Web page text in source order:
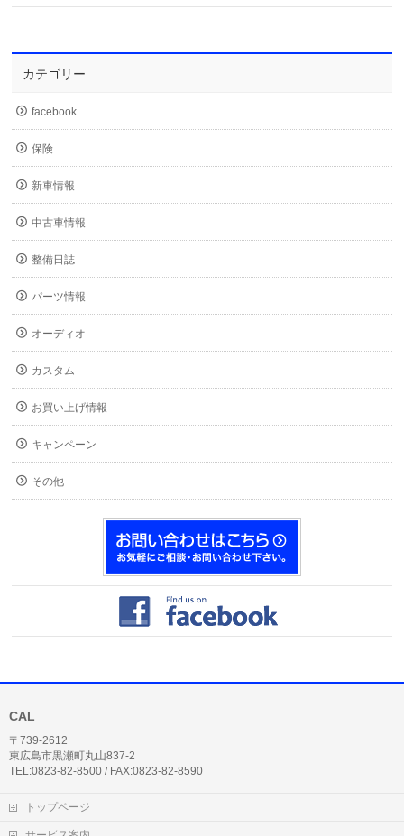
カテゴリー
facebook
保険
新車情報
中古車情報
整備日誌
パーツ情報
オーディオ
カスタム
お買い上げ情報
キャンペーン
その他
CAL
〒739-2612
東広島市黒瀬町丸山837-2
TEL:0823-82-8500 / FAX:0823-82-8590
トップページ